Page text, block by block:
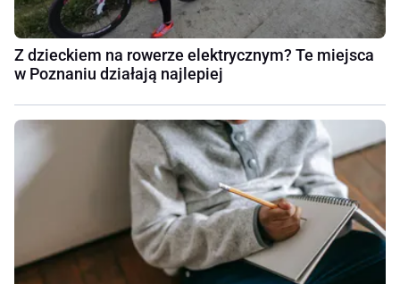
Z dzieckiem na rowerze elektrycznym? Te miejsca
w Poznaniu działają najlepiej